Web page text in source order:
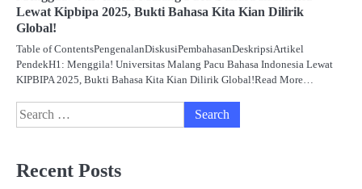
Lewat Kipbipa 2025, Bukti Bahasa Kita Kian Dilirik
Global!
Table of ContentsPengenalanDiskusiPembahasanDeskripsiArtikel
PendekH1: Menggila! Universitas Malang Pacu Bahasa Indonesia Lewat
KIPBIPA 2025, Bukti Bahasa Kita Kian Dilirik Global!Read More…
Search
for:
Recent Posts